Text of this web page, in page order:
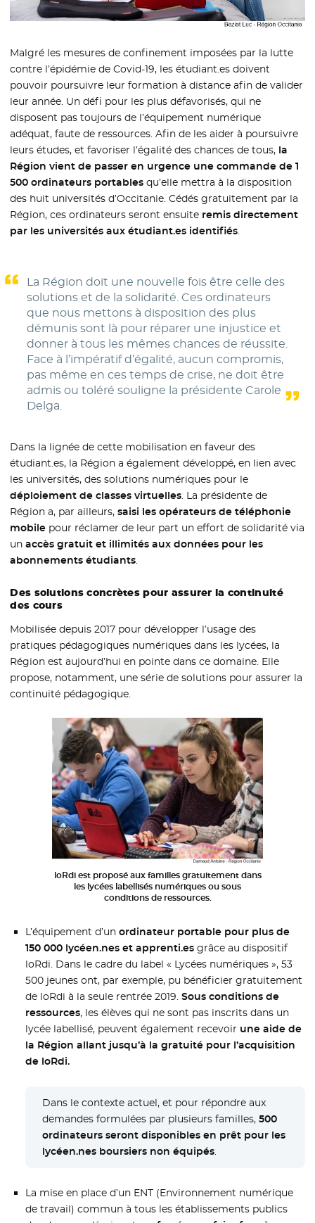
Malgré les mesures de confinement imposées par la lutte
contre l’épidémie de Covid-19, les étudiant.es doivent
pouvoir poursuivre leur formation à distance afin de valider
leur année. Un défi pour les plus défavorisés, qui ne
disposent pas toujours de l’équipement numérique
adéquat, faute de ressources. Afin de les aider à poursuivre
leurs études, et favoriser l’égalité des chances de tous, la
Région vient de passer en urgence une commande de 1
500 ordinateurs portables qu’elle mettra à la disposition
des huit universités d’Occitanie. Cédés gratuitement par la
Région, ces ordinateurs seront ensuite remis directement
par les universités aux étudiant.es identifiés
La Région doit une nouvelle fois être celle des
solutions et de la solidarité. Ces ordinateurs
que nous mettons à disposition des plus
démunis sont là pour réparer une injustice et
donner à tous les mêmes chances de réussite.
Face à l’impératif d’égalité, aucun compromis,
pas même en ces temps de crise, ne doit être
admis ou toléré souligne la présidente Carole
Delga.
Dans la lignée de cette mobilisation en faveur des
étudiant.es, la Région a également développé, en lien avec
les universités, des solutions numériques pour le
déploiement de classes virtuelles. La présidente de
Région a, par ailleurs,saisi les opérateurs de téléphonie
mobile pour réclamer de leur part un effort de solidarité via
un accès gratuit et illimités aux données pour les
abonnements étudiants.
Des solutions concrètes pour assurer la continuité
des cours
Mobilisée depuis 2017 pour développer l’usage des
pratiques pédagogiques numériques dans les lycées, la
Région est aujourd’hui en pointe dans ce domaine. Elle
propose, notamment, une série de solutions pour assurer la
continuité pédagogique.
loRdi est proposé aux familles gratuitement dans
les lycées labellisés numériques ou sous
conditions de ressources.
L’équipement d’un ordinateur portable pour plus de
150 000 lycéen.nes et apprenti.esgrâce au dispositif
loRdi. Dans le cadre du label « Lycées numériques », 53
500 jeunes ont, par exemple, pu bénéficier gratuitement
de loRdi à la seule rentrée 2019. Sous conditions de
ressources, les élèves qui ne sont pas inscrits dans un
lycée labellisé, peuvent également recevoir une aide de
la Région allant jusqu’à la gratuité pour l’acquisition
de loRdi.
Dans le contexte actuel, et pour répondre aux
demandes formulées par plusieurs familles, 500
ordinateurs seront disponibles en prêt pour les
lycéen.nes boursiers non équipés.
La mise en place d’un ENT (Environnement numérique
de travail) commun à tous les établissements publics